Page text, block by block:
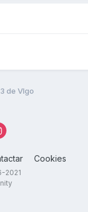
de VIgo
Cookies
2021